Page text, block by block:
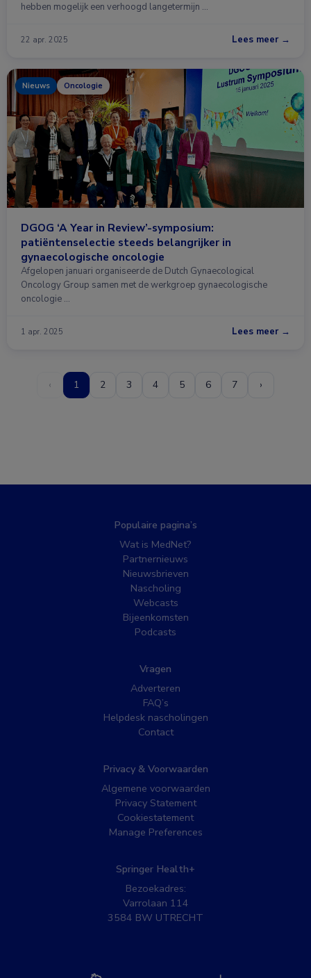
hebben mogelijk een verhoogd langetermijn …
22 apr. 2025 Lees meer →
Nieuws Oncologie
DGOG ‘A Year in Review’-symposium:
patiëntenselectie steeds belangrijker in
gynaecologische oncologie
Afgelopen januari organiseerde de Dutch Gynaecological
Oncology Group samen met de werkgroep gynaecologische
oncologie …
1 apr. 2025 Lees meer →
‹ 1 2 3 4 5 6 7 ›
Populaire pagina’s
Wat is MedNet?
Partnernieuws
Nieuwsbrieven
Nascholing
Webcasts
Bijeenkomsten
Podcasts
Vragen
Adverteren
FAQ’s
Helpdesk nascholingen
Contact
Privacy & Voorwaarden
Algemene voorwaarden
Privacy Statement
Cookiestatement
Manage Preferences
Springer Health+
Bezoekadres:
Varrolaan 114
3584 BW UTRECHT